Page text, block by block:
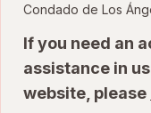
Condado de Los
If you need an
assistance in
website, please